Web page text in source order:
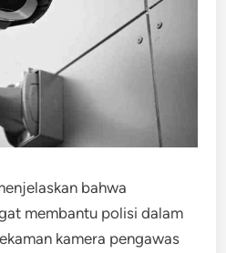
bahwa
membantu polisi dalam
kamera pengawas